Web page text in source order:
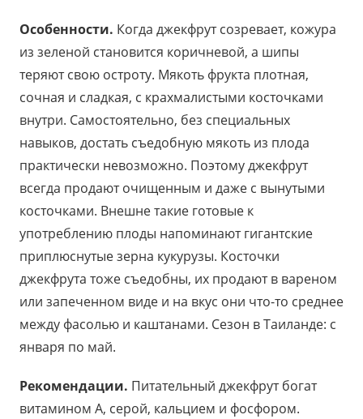
Особенности. Когда джекфрут созревает, кожура
из зеленой становится коричневой, а шипы
теряют свою остроту. Мякоть фрукта плотная,
сочная и сладкая, с крахмалистыми косточками
внутри. Самостоятельно, без специальных
навыков, достать съедобную мякоть из плода
практически невозможно. Поэтому джекфрут
всегда продают очищенным и даже с вынутыми
косточками. Внешне такие готовые к
употреблению плоды напоминают гигантские
приплюснутые зерна кукурузы. Косточки
джекфрута тоже съедобны, их продают в вареном
или запеченном виде и на вкус они что-то среднее
между фасолью и каштанами. Сезон в Таиланде: с
января по май.
Рекомендации. Питательный джекфрут богат
витамином A, серой, кальцием и фосфором.